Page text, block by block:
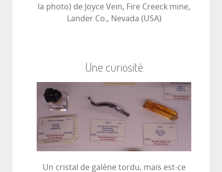
la photo) de Joyce Vein, Fire Creeck mine,
Lander Co., Nevada (USA)
Une curiosité
Un cristal de galène tordu, mais est-ce